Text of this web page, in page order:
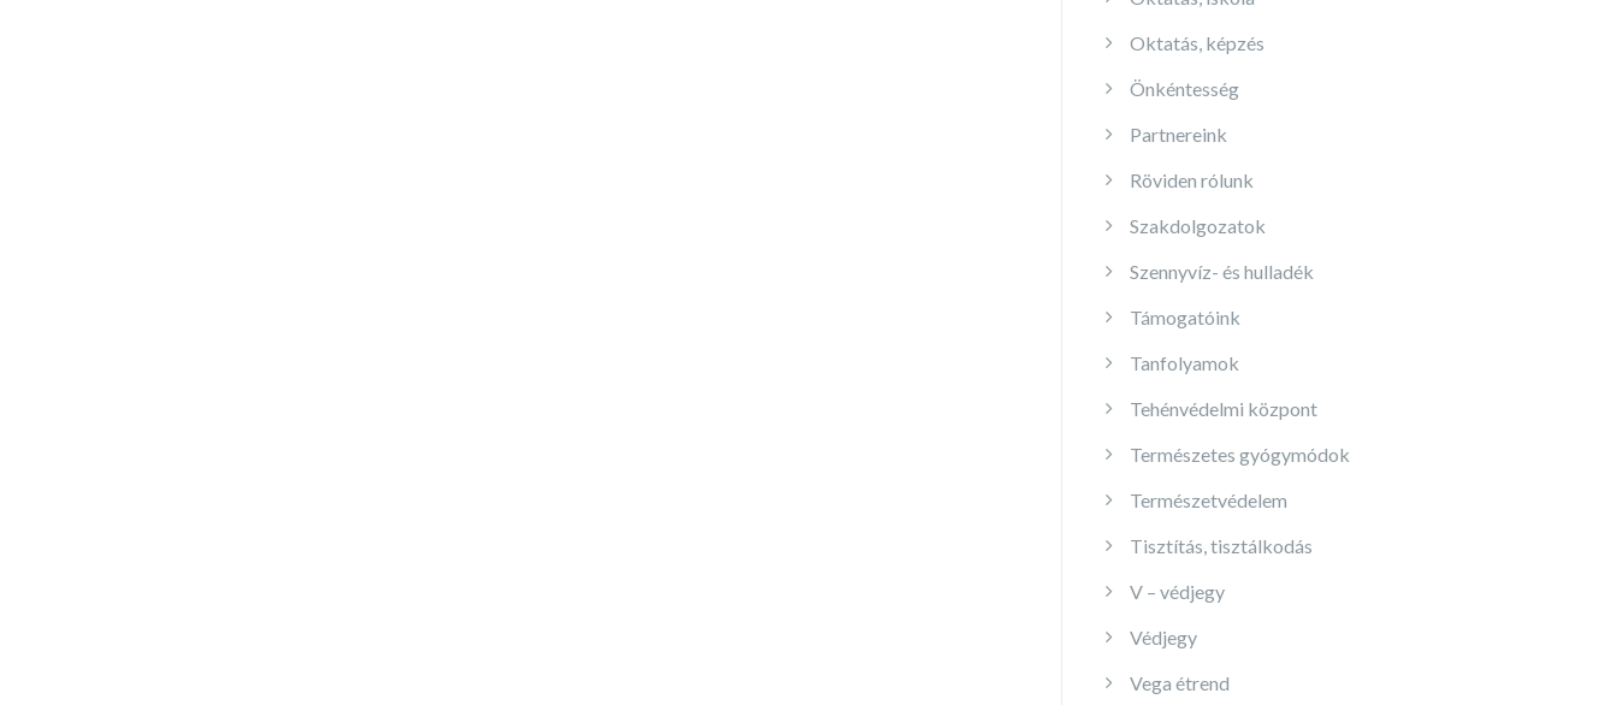
Oktatás, képzés
Önkéntesség
Partnereink
Röviden rólunk
Szakdolgozatok
Szennyvíz- és hulladék
Támogatóink
Tanfolyamok
Tehénvédelmi központ
Természetes gyógymódok
Természetvédelem
Tisztítás, tisztálkodás
V – védjegy
Védjegy
Vega étrend